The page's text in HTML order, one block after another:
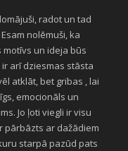
radot un tad
nolēmuši, ka
un ideja būs
ir arī dziesmas stāsta
atklāt, bet gribas , lai
emocionāls un
Jo ļoti viegli ir visu
pārbāzts ar dažādiem
starpā pazūd pats